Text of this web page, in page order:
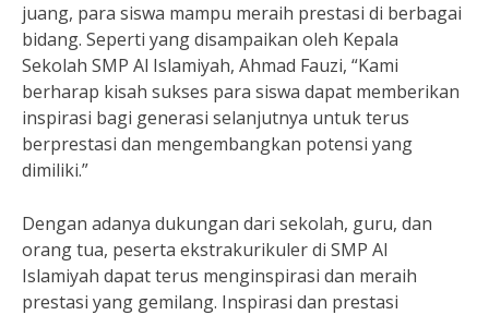
juang, para siswa mampu meraih prestasi di berbagai
bidang. Seperti yang disampaikan oleh Kepala
Sekolah SMP Al Islamiyah, Ahmad Fauzi, “Kami
berharap kisah sukses para siswa dapat memberikan
inspirasi bagi generasi selanjutnya untuk terus
berprestasi dan mengembangkan potensi yang
dimiliki.”
Dengan adanya dukungan dari sekolah, guru, dan
orang tua, peserta ekstrakurikuler di SMP Al
Islamiyah dapat terus menginspirasi dan meraih
prestasi yang gemilang. Inspirasi dan prestasi